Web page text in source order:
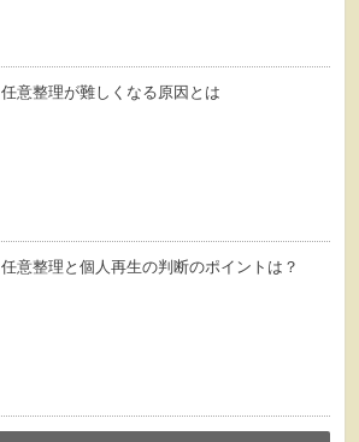
任意整理が難しくなる原因とは
任意整理と個人再生の判断のポイントは？